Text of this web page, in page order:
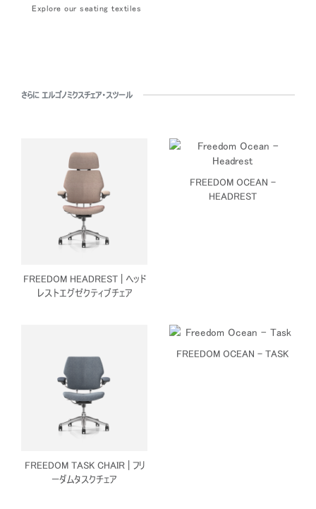
Explore our seating textiles
さらに エルゴノミクスチェア・スツール
FREEDOM HEADREST | ヘッド
レストエグゼクティブチェア
FREEDOM OCEAN -
HEADREST
FREEDOM TASK CHAIR | フリ
ーダムタスクチェア
FREEDOM OCEAN - TASK